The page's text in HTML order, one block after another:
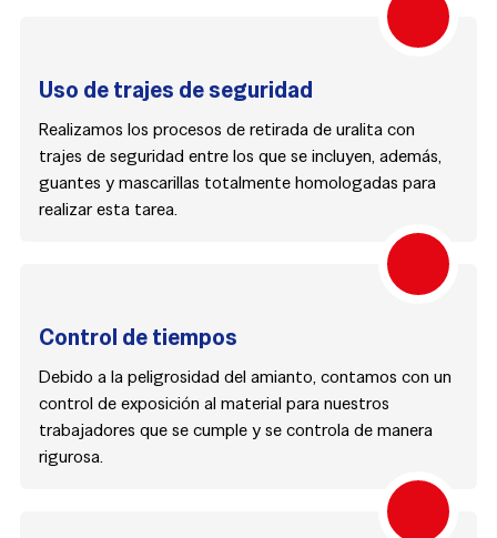
Uso de trajes de seguridad
Realizamos los procesos de retirada de uralita con
trajes de seguridad entre los que se incluyen, además,
guantes y mascarillas totalmente homologadas para
realizar esta tarea.
Control de tiempos
Debido a la peligrosidad del amianto, contamos con un
control de exposición al material para nuestros
trabajadores que se cumple y se controla de manera
rigurosa.